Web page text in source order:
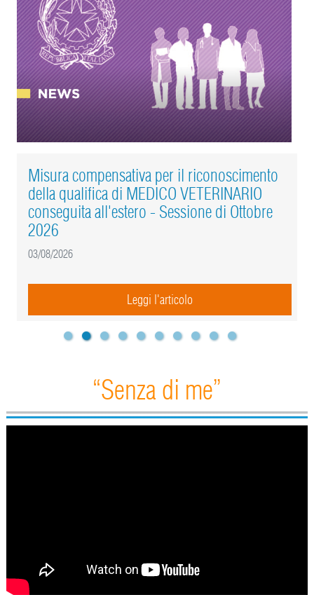
Misura compensativa per il riconoscimento
della qualifica di MEDICO VETERINARIO
conseguita all'estero - Sessione di Ottobre
2026
03/08/2026
Leggi l'articolo
“Senza di me”